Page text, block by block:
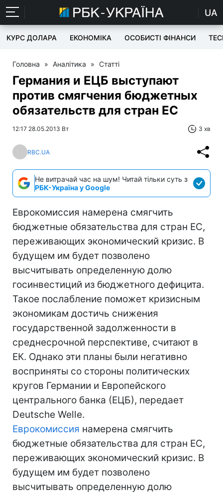
UA
КУРС ДОЛАРА ЕКОНОМІКА ОСОБИСТІ ФІНАНСИ
Головна » Аналітика » Статті
Германия и ЕЦБ выступают
против смягчения бюджетных
обязательств для стран ЕС
12:17 28.05.2013 Вт 3 хв
RBC.UA
Не витрачай час на шум! Читай тільки суть з
РБК-Україна у Google
Еврокомиссия намерена смягчить
бюджетные обязательства для стран ЕС,
переживающих экономический кризис. В
будущем им будет позволено
высчитывать определенную долю
госинвестиций из бюджетного дефицита.
Такое послабление поможет кризисным
экономикам достичь снижения
государственной задолженности в
среднесрочной перспективе, считают в
ЕК. Однако эти планы были негативно
восприняты со стороны политических
кругов Германии и Европейского
центрального банка (ЕЦБ), передает
Deutsche Welle.
Еврокомиссия намерена смягчить
бюджетные обязательства для стран ЕС,
переживающих экономический кризис. В
будущем им будет позволено
высчитывать определенную долю